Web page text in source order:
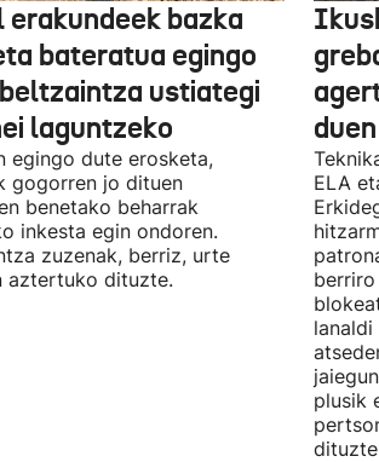
erakundeek bazka
bateratua egingo
ustiategi
laguntzeko
egingo dute erosketa,
gogorren jo dituen
benetako beharrak
inkesta egin ondoren.
zuzenak, berriz, urte
aztertuko dituzte.
ELA
plusik